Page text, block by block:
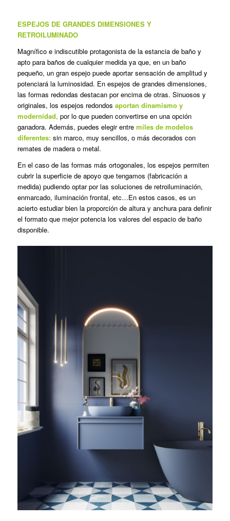
ESPEJOS DE GRANDES DIMENSIONES Y
RETROILUMINADO
Magnífico e indiscutible protagonista de la estancia de baño y
apto para baños de cualquier medida ya que, en un baño
pequeño, un gran espejo puede aportar sensación de amplitud y
potenciará la luminosidad. En espejos de grandes dimensiones,
las formas redondas destacan por encima de otras. Sinuosos y
originales, los espejos redondos aportan dinamismo y
modernidad, por lo que pueden convertirse en una opción
ganadora. Además, puedes elegir entre miles de modelos
diferentes: sin marco, muy sencillos, o más decorados con
remates de madera o metal.
En el caso de las formas más ortogonales, los espejos permiten
cubrir la superficie de apoyo que tengamos (fabricación a
medida) pudiendo optar por las soluciones de retroiluminación,
enmarcado, iluminación frontal, etc…En estos casos, es un
acierto estudiar bien la proporción de altura y anchura para definir
el formato que mejor potencia los valores del espacio de baño
disponible.